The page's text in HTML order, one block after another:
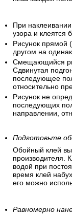
При
узора и клеятся
Рисунок прямой
другом на
Смещающийся
Сдвинутая
последующее
относительно
Рисунок не
последующих
направлении,
Подготовьте
Обойный клей
производителя.
водой при
время клей
его можно
Равномерно